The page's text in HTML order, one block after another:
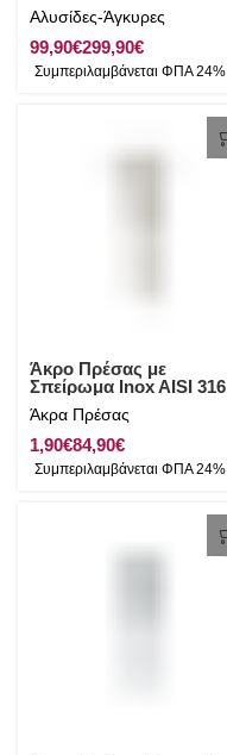
Αλυσίδες-Άγκυρες
€ €
Άκρο Πρέσας με
Σπείρωμα Inox AISI 316
Άκρα Πρέσας
€ €